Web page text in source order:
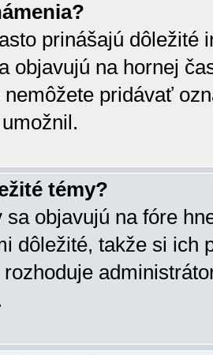
prinášajú dôležité
objavujú na hornej
nemôžete pridávať
témy?
sa objavujú na fóre
dôležité, takže si ich